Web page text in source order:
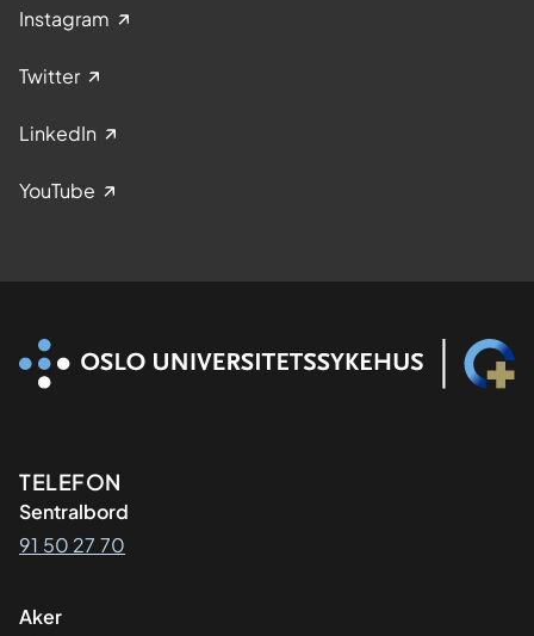
Instagram
Twitter
LinkedIn
YouTube
Kontaktinformasjon
TELEFON
Sentralbord
91 50 27 70
Aker